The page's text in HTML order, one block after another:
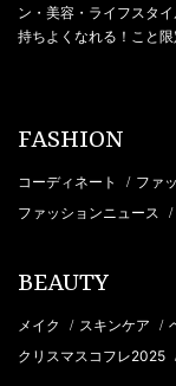
ン・美容・ライフスタ
持ちよくなれる！こと限
FASHION
コーディネート / ファ
ファッションニュース /
BEAUTY
メイク / スキンケア /
クリスマスコフレ2025